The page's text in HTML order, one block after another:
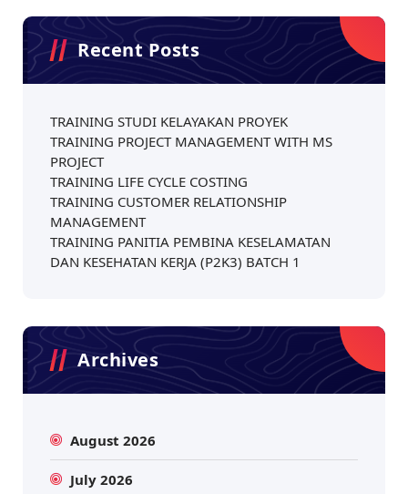
Recent Posts
TRAINING STUDI KELAYAKAN PROYEK
TRAINING PROJECT MANAGEMENT WITH MS
PROJECT
TRAINING LIFE CYCLE COSTING
TRAINING CUSTOMER RELATIONSHIP
MANAGEMENT
TRAINING PANITIA PEMBINA KESELAMATAN
DAN KESEHATAN KERJA (P2K3) BATCH 1
Archives
August 2026
July 2026